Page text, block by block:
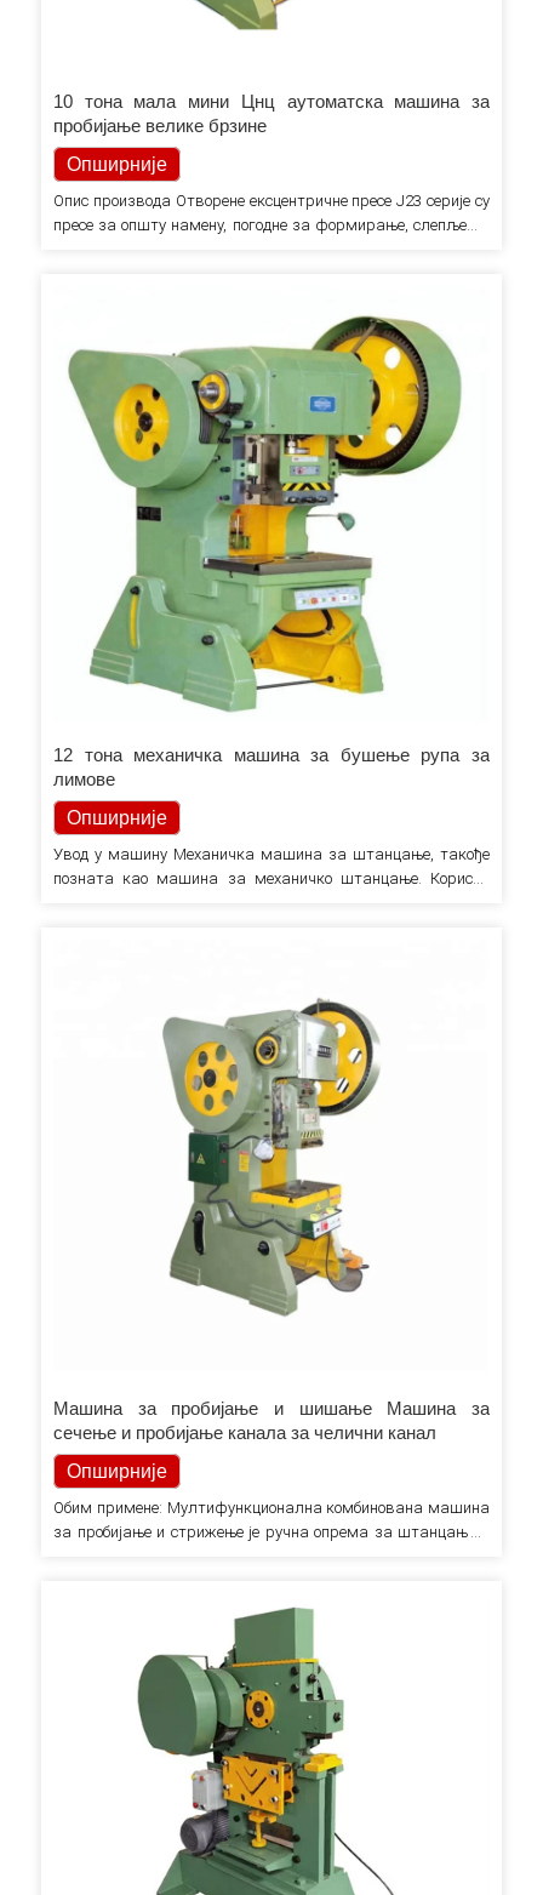
10 тона мала мини Цнц аутоматска машина за
пробијање велике брзине
Опширније
Опис производа Отворене ексцентричне пресе Ј23 серије су
пресе за општу намену, погодне за формирање, слепљење,
нагнути, висока крутост и мање деформације Компактно.
Дебеле плоче и…
12 тона механичка машина за бушење рупа за
лимове
Опширније
Увод у машину Механичка машина за штанцање, такође
позната као машина за механичко штанцање. Користи
Машина за пробијање и шишање Машина за
сечење и пробијање канала за челични канал
Опширније
Обим примене: Мултифункционална комбинована машина
за пробијање и стрижење је ручна опрема за штанцање и
двостепене полуге, клизаче, радилице итд. за покретање 5-
постигао вишенаменски…